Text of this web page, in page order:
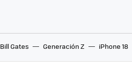
Bill Gates Generación Z iPhone 18